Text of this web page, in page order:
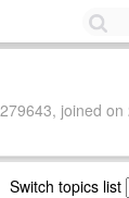
joined
Switch topics list